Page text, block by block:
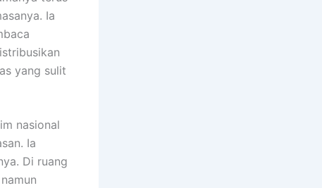
Ia
yang sulit
nasional
Ia
Di ruang